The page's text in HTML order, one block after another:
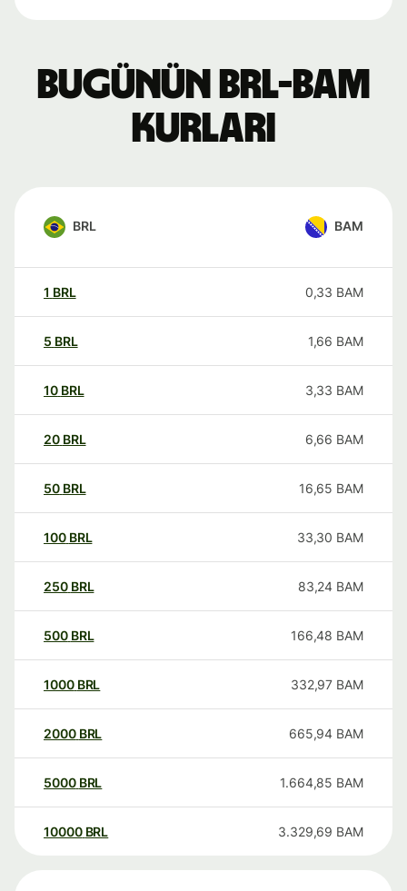
Bugünün BRL-BAM
kurları
BRL BAM
1 BRL 0,33 BAM
5 BRL 1,66 BAM
10 BRL 3,33 BAM
20 BRL 6,66 BAM
50 BRL 16,65 BAM
100 BRL 33,30 BAM
250 BRL 83,24 BAM
500 BRL 166,48 BAM
1000 BRL 332,97 BAM
2000 BRL 665,94 BAM
5000 BRL 1.664,85 BAM
10000 BRL 3.329,69 BAM